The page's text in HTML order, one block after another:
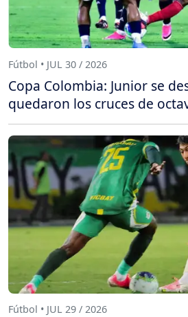
Fútbol • JUL 30 / 2026
Copa Colombia: Junior se
quedaron los cruces de
Fútbol • JUL 29 / 2026